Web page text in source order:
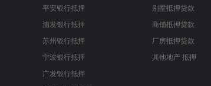
平安银行抵押
浦发银行抵押
苏州银行抵押
宁波银行抵押
广发银行抵押
别墅抵押贷款
商铺抵押贷款
厂房抵押贷款
其他地产 抵押